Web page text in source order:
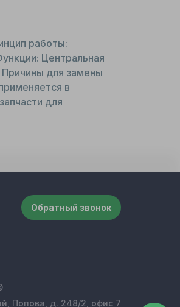
работы:
Центральная
для замены
в
для
Обратный звонок
Попова, д. 248/2, офис 7